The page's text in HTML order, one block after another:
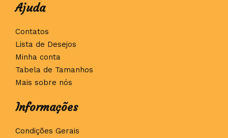
Ajuda
Contatos
Lista de Desejos
Minha conta
Tabela de Tamanhos
Mais sobre nós
Informações
Condições Gerais